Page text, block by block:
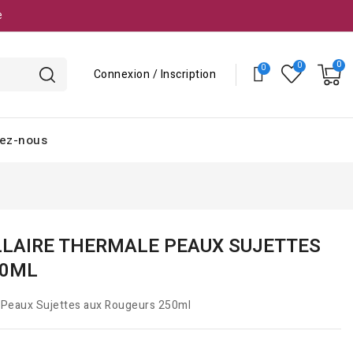
Connexion / Inscription
nous
THERMALE PEAUX SUJETTES
Sujettes aux Rougeurs 250ml